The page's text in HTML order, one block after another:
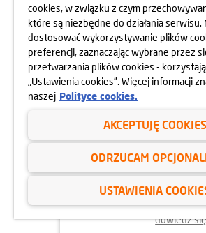
02.06.2025
ODYSEJA UMYSŁU 2025
dowiedz
cookies, w związku z czym
które są niezbędne do działania serwisu.
dostosować wykorzystywanie plików
preferencji, zaznaczając wybrane przez
przetwarzania plików cookies -
„Ustawienia cookies”. Więcej informacji
naszej Polityce cookies.
AKCEPTUJĘ COOKIES
ODRZUCAM
USTAWIENIA